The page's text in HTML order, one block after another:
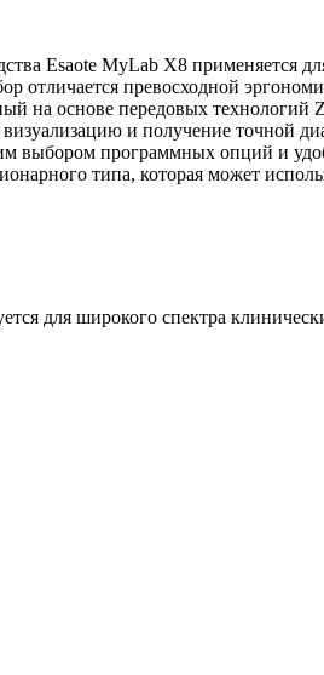
Esaote MyLab X8 применяется
отличается превосходной
на основе передовых технологий
визуализацию и получение точной
выбором программных опций и
типа, которая может
для широкого спектра